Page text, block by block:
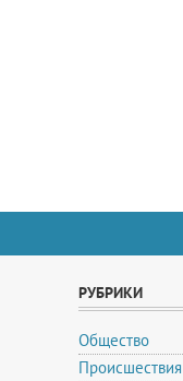
РУБРИКИ
Общество
Происшествия